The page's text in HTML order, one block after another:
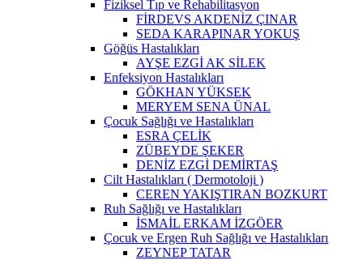
Fiziksel Tıp ve Rehabilitasyon
FİRDEVS AKDENİZ ÇINAR
SEDA KARAPINAR YOKUŞ
Göğüs Hastalıkları
AYŞE EZGİ AK SİLEK
Enfeksiyon Hastalıkları
GÖKHAN YÜKSEK
MERYEM SENA ÜNAL
Çocuk Sağlığı ve Hastalıkları
ESRA ÇELİK
ZÜBEYDE ŞEKER
DENİZ EZGİ DEMİRTAŞ
Cilt Hastalıkları ( Dermotoloji )
CEREN YAKIŞTIRAN BOZKURT
Ruh Sağlığı ve Hastalıkları
İSMAİL ERKAM İZGÖER
Çocuk ve Ergen Ruh Sağlığı ve Hastalıkları
ZEYNEP TATAR